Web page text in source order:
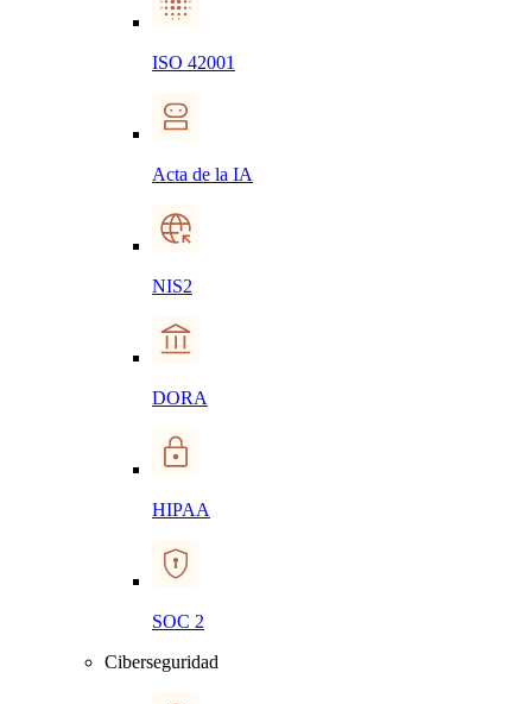
ISO 42001
Acta de la IA
NIS2
DORA
HIPAA
SOC 2
Ciberseguridad